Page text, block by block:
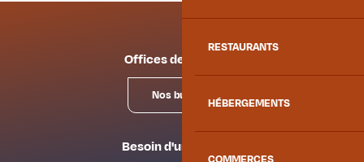
RESTAURANTS
HÉBERGEMENTS
Offices de tourisme
Nos bureaux
Besoin d'un conseil ?